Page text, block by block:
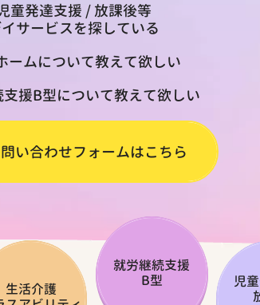
童発達支援 / 放課後等
サービスを探している
ームについて教えて欲しい
援B型について教えて欲しい
い合わせフォームはこちら
生活介護
就労継続支援
B型
児